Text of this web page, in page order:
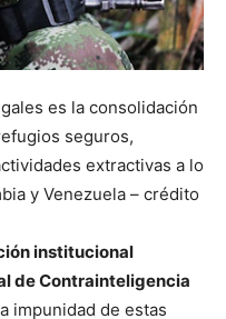
es la consolidación
seguros,
extractivas a lo
y Venezuela – crédito
institucional
de Contrainteligencia
impunidad de estas